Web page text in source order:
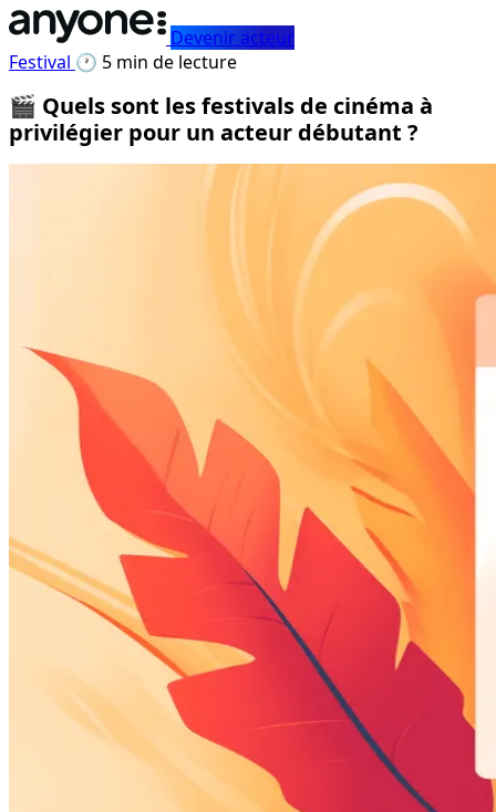
Devenir acteur
Festival 🕐 5 min de lecture
🎬 Quels sont les festivals de cinéma à
privilégier pour un acteur débutant ?